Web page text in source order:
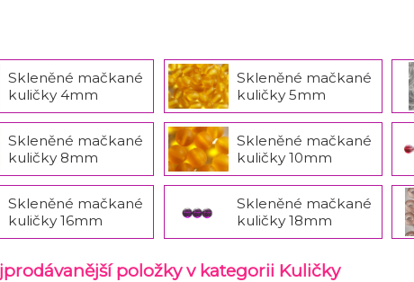
Skleněné mačkané
kuličky 4mm
Skleněné mačkané
kuličky 5mm
Skleněné mačkané
kuličky 8mm
Skleněné mačkané
kuličky 10mm
Skleněné mačkané
kuličky 16mm
Skleněné mačkané
kuličky 18mm
položky v kategorii Kuličky